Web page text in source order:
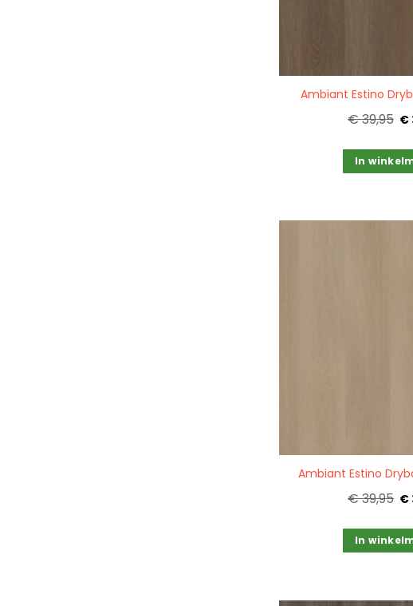
Ambiant Estino
€ 39,95 €
In
Ambiant Estino
€ 39,95 €
In